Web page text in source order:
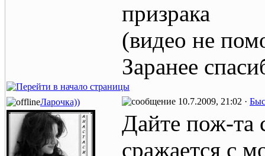
призрака
(видео не
Заранее
Ларочка)) 10.7.2009, 21:02 ·
Дайте пож-та
сражается с